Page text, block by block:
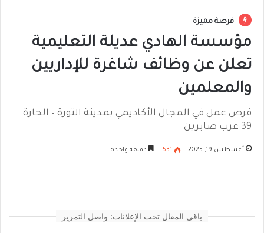
فرصة مميزة
مؤسسة الهادي عديلة التعليمية
تعلن عن وظائف شاغرة للإداريين
والمعلمين
فرص عمل في المجال الأكاديمي بمدينة الثورة – الحارة
39 غرب صابرين
أغسطس 19, 2025 531 دقيقة واحدة
باقي المقال تحت الإعلانات: واصل التمرير